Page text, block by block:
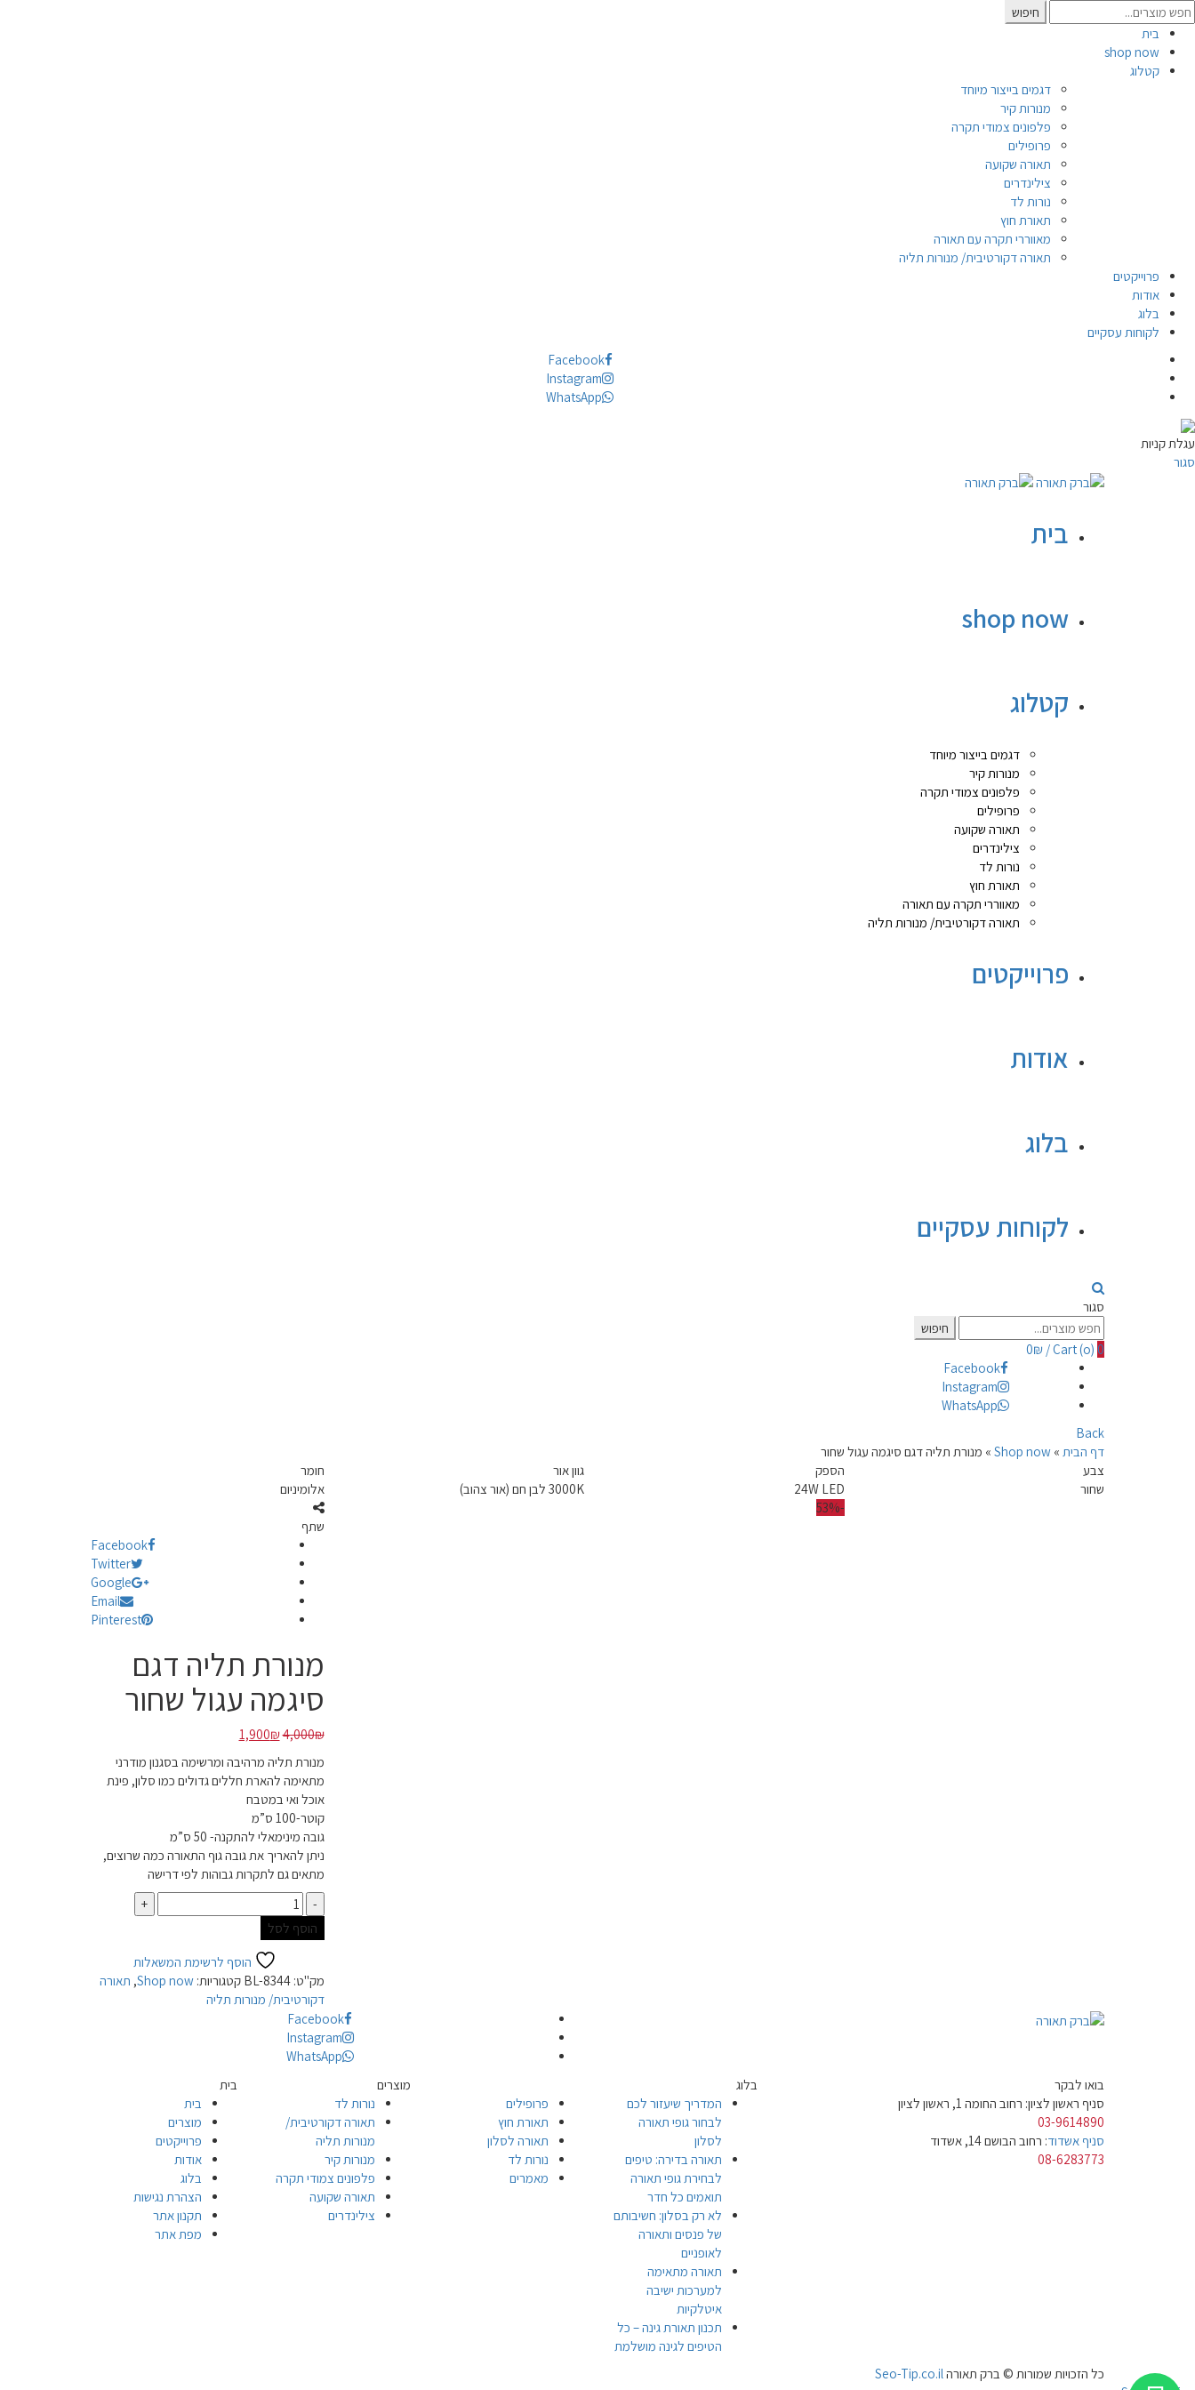
Search
for:
חיפוש
בית
shop now
קטלוג
דגמים בייצור מיוחד
מנורות קיר
פלפונים צמודי תקרה
פרופילים
תאורה שקועה
צילינדרים
נורות לד
תאורת חוץ
מאווררי תקרה עם תאורה
תאורה דקורטיבית/ מנורות תליה
פרוייקטים
אודות
בלוג
לקוחות עסקיים
Facebook
Instagram
WhatsApp
עגלת קניות
סגור
בית
shop now
קטלוג
דגמים בייצור מיוחד
מנורות קיר
פלפונים צמודי תקרה
פרופילים
תאורה שקועה
צילינדרים
נורות לד
תאורת חוץ
מאווררי תקרה עם תאורה
תאורה דקורטיבית/ מנורות תליה
פרוייקטים
אודות
בלוג
לקוחות עסקיים
סגור
Search
for:
חיפוש
Cart (o) 0
/
0₪
Facebook
Instagram
WhatsApp
Back
דף הבית »
Shop now
» מנורת תליה דגם סיגמה עגול שחור
חומר
אלומיניום
גוון אור
3000K לבן חם (אור צהוב)
הספק
24W LED
צבע
שחור
שתף
Facebook
Twitter
Google
Email
Pinterest
מנורת תליה דגם
סיגמה עגול שחור
4,000₪
המחיר
היה:
4,000₪.
1,900₪
הוא:
1,900₪.
מנורת תליה מרהיבה ומרשימה בסגנון מודרני
מתאימה להארת חללים גדולים כמו סלון, פינת
אוכל ואי במטבח
קוטר-100 ס”מ
גובה מינימאלי להתקנה- 50 ס”מ
ניתן להאריך את גובה גוף התאורה כמה שרוצים,
מתאים גם לתקרות גבוהות לפי דרישה
כמות
הוסף לסל
הוסף לרשימת המשאלות
מק"ט:BL-8344 קטגוריות:Shop now
, תאורה
דקורטיבית/ מנורות תליה
-53%
Facebook
Instagram
WhatsApp
בית
בית
מוצרים
פרוייקטים
אודות
בלוג
הצהרת נגישות
תקנון אתר
מפת אתר
מוצרים
נורות לד
תאורה דקורטיבית/
מנורות תליה
מנורות קיר
פלפונים צמודי תקרה
תאורה שקועה
צילינדרים
פרופילים
תאורת חוץ
תאורה לסלון
נורות לד
מאמרים
בלוג
המדריך שיעזור לכם
לבחור גופי תאורה
לסלון
תאורה בדירה: טיפים
לבחירת גופי תאורה
תואמים כל חדר
לא רק בסלון: חשיבותם
של פנסים ותאורה
לאופניים
תאורה מתאימה
למערכות ישיבה
איטלקיות
תכנון תאורת גינה – כל
הטיפים לגינה מושלמת
בואו לבקר
סניף ראשון לציון: רחוב החומה 1, ראשון לציון
03-9614890
סניף אשדוד: רחוב הבושם 14, אשדוד
08-6283773
כל הזכויות שמורות © ברק תאורה Seo-Tip.co.il